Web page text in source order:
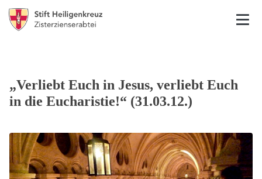
„Verliebt Euch in Jesus, verliebt Euch
in die Eucharistie!“ (31.03.12.)